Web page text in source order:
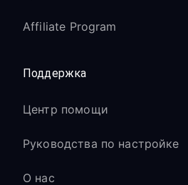
Affiliate Program
Поддержка
Центр помощи
Руководства по настройке
О нас